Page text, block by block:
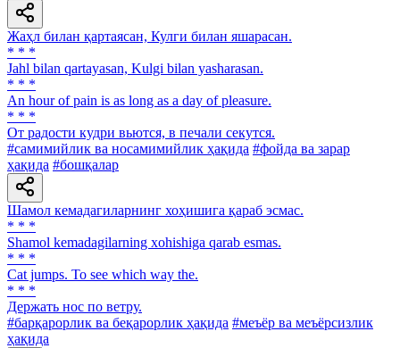
Жаҳл билан қартаясан, Кулги билан яшарасан.
* * *
Jahl bilan qartayasan, Kulgi bilan yasharasan.
* * *
An hour of pain is as long as a day of pleasure.
* * *
От радости кудри вьются, в печали секутся.
#самимийлик ва носамимийлик ҳақида #фойда ва зарар
ҳақида #бошқалар
Шамол кемадагиларнинг хоҳишига қараб эсмас.
* * *
Shamol kemadagilarning xohishiga qarab esmas.
* * *
Cat jumps. То see which way the.
* * *
Держать нос по ветру.
#барқарорлик ва беқарорлик ҳақида #меъёр ва меъёрсизлик
ҳақида